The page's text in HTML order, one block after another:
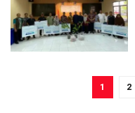
1 2